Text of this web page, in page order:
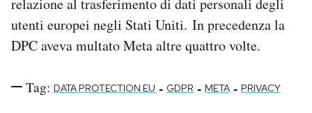
utenti europei negli Stati Uniti. In precedenza la
DPC aveva multato Meta altre quattro volte.
Tag: DATA PROTECTION EU - GDPR - META - PRIVACY